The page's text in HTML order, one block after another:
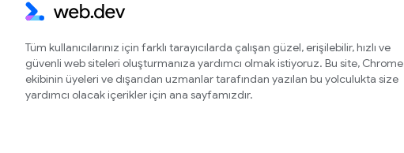
Tüm kullanıcılarınız için farklı tarayıcılarda çalışan güzel, erişilebilir, hızlı ve
güvenli web siteleri oluşturmanıza yardımcı olmak istiyoruz. Bu site, Chrome
ekibinin üyeleri ve dışarıdan uzmanlar tarafından yazılan bu yolculukta size
yardımcı olacak içerikler için ana sayfamızdır.